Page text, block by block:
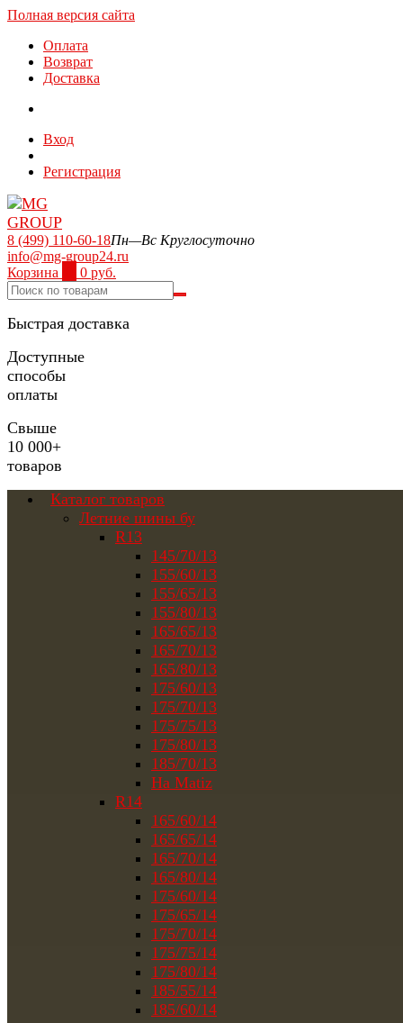
Полная версия сайта
Оплата
Возврат
Доставка
Вход
Регистрация
8 (499) 110-60-18Пн—Вс Круглосуточно
info@mg-group24.ru
Корзина
0 руб.
Быстрая доставка
Доступные
способы
оплаты
Свыше
10 000+
товаров
Каталог товаров
Летние шины бу
R13
145/70/13
155/60/13
155/65/13
155/80/13
165/65/13
165/70/13
165/80/13
175/60/13
175/70/13
175/75/13
175/80/13
185/70/13
На Matiz
R14
165/60/14
165/65/14
165/70/14
165/80/14
175/60/14
175/65/14
175/70/14
175/75/14
175/80/14
185/55/14
185/60/14